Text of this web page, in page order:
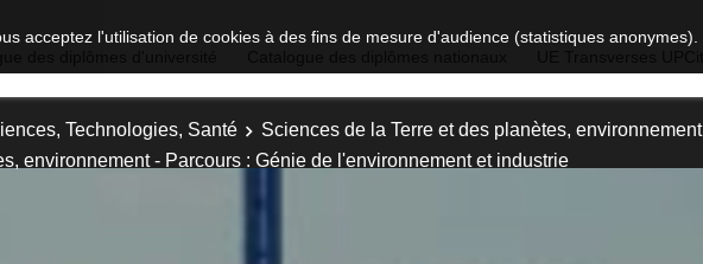
acceptez l'utilisation de cookies à des fins de mesure d'audience (statistiques anonymes).
Technologies, Santé
Sciences de la Terre et des planètes, environnement
environnement - Parcours : Génie de l'environnement et industrie